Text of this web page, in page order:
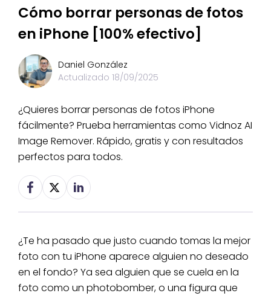
Cómo borrar personas de fotos
en iPhone [100% efectivo]
Daniel González
Actualizado 18/09/2025
¿Quieres borrar personas de fotos iPhone
fácilmente? Prueba herramientas como Vidnoz AI
Image Remover. Rápido, gratis y con resultados
perfectos para todos.
¿Te ha pasado que justo cuando tomas la mejor
foto con tu iPhone aparece alguien no deseado
en el fondo? Ya sea alguien que se cuela en la
foto como un photobomber, o una figura que